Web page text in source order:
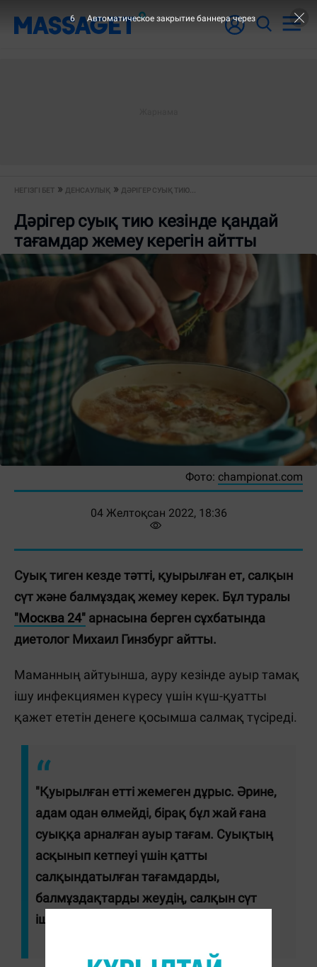
НЕГІЗГІ БЕТ ДЕНСАУЛЫҚ ДӘРІГЕР СУЫҚ ТИЮ...
Дәрігер суық тию кезінде қандай
тағамдар жемеу керегін айтты
Фото: championat.com
04 Желтоқсан 2022, 18:36
Суық тиген кезде тәтті, қуырылған ет, салқын
сүт және балмұздақ жемеу керек. Бұл туралы
"Москва 24" арнасына берген сұхбатында
диетолог Михаил Гинзбург айтты.
Маманның айтуынша, ауру кезінде ауыр тамақ
ішу инфекциямен күресу үшін күш-қуатты
қажет ететін денеге қосымша салмақ түсіреді.
"Қуырылған етті жемеген дұрыс. Әрине,
адам одан өлмейді, бірақ бұл жай ғана
суыққа арналған ауыр тағам. Суықтың
асқынып кетпеуі үшін қатты
салқындатылған тағамдарды,
балмұздақтарды жеудің, салқын сүт
ішудің қажеті жоқ", - дей дәрігер.
6 Автоматическое закрытие баннера через